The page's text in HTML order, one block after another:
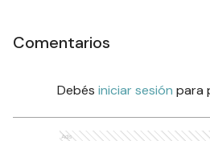
Comentarios
Debés iniciar sesión para
Ads